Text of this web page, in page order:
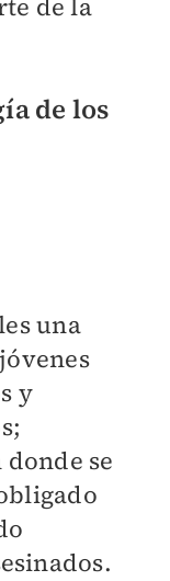
de la
de los
una
y
se